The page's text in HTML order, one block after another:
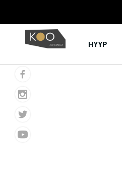
НҮҮР